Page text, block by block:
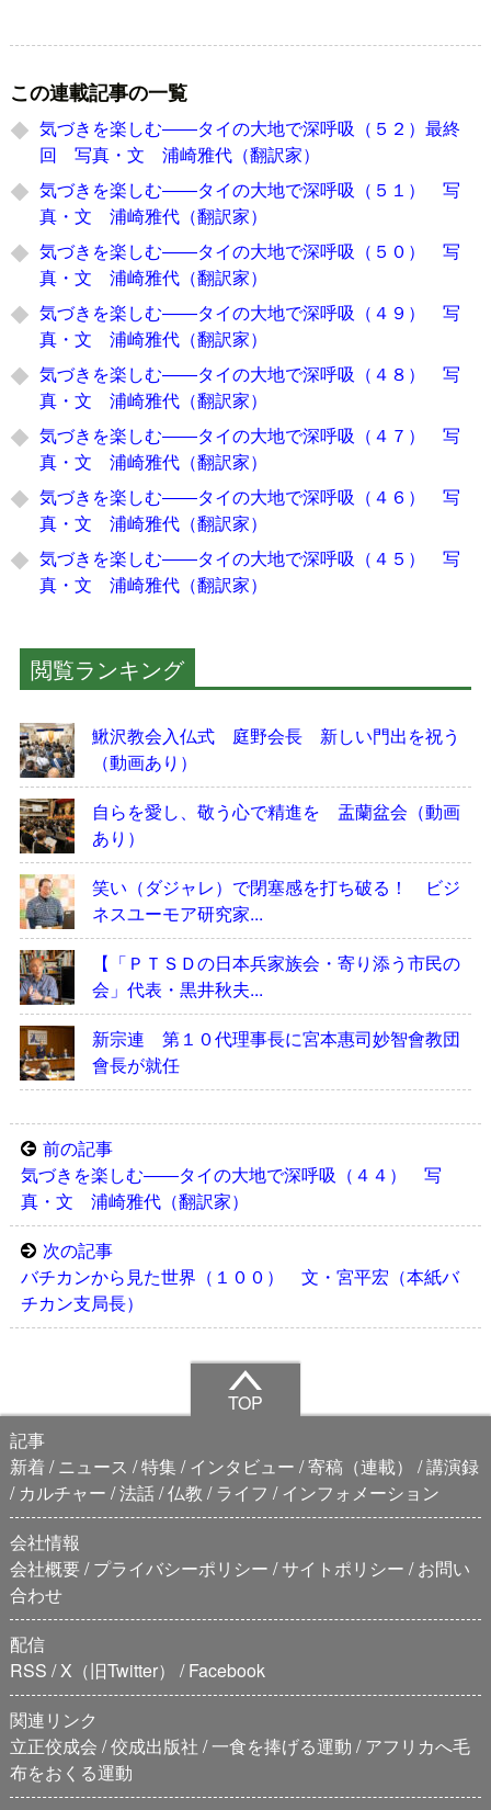
この連載記事の一覧
気づきを楽しむ――タイの大地で深呼吸（５２）最終
回 写真・文 浦崎雅代（翻訳家）
気づきを楽しむ――タイの大地で深呼吸（５１） 写
真・文 浦崎雅代（翻訳家）
気づきを楽しむ――タイの大地で深呼吸（５０） 写
真・文 浦崎雅代（翻訳家）
気づきを楽しむ――タイの大地で深呼吸（４９） 写
真・文 浦崎雅代（翻訳家）
気づきを楽しむ――タイの大地で深呼吸（４８） 写
真・文 浦崎雅代（翻訳家）
気づきを楽しむ――タイの大地で深呼吸（４７） 写
真・文 浦崎雅代（翻訳家）
気づきを楽しむ――タイの大地で深呼吸（４６） 写
真・文 浦崎雅代（翻訳家）
気づきを楽しむ――タイの大地で深呼吸（４５） 写
真・文 浦崎雅代（翻訳家）
閲覧ランキング
鰍沢教会入仏式 庭野会長 新しい門出を祝う
（動画あり）
自らを愛し、敬う心で精進を 盂蘭盆会（動画
あり）
笑い（ダジャレ）で閉塞感を打ち破る！ ビジ
ネスユーモア研究家...
【「ＰＴＳＤの日本兵家族会・寄り添う市民の
会」代表・黒井秋夫...
新宗連 第１０代理事長に宮本惠司妙智會教団
會長が就任
前の記事
気づきを楽しむ――タイの大地で深呼吸（４４） 写
真・文 浦崎雅代（翻訳家）
次の記事
バチカンから見た世界（１００） 文・宮平宏（本紙バ
チカン支局長）
TOP
記事
新着
ニュース 特集 インタビュー 寄稿（連載）
講演録
カルチャー 法話 仏教 ライフ
インフォメーション
会社情報
会社概要 プライバシーポリシー サイトポリシー
お問い
合わせ
配信
RSS X（旧Twitter）
Facebook
関連リンク
立正佼成会 佼成出版社 一食を捧げる運動
アフリカへ毛
布をおくる運動